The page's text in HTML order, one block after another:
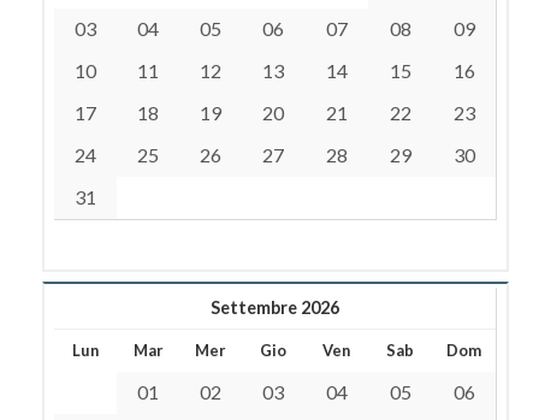
03
04 05 06 07 08
09
10
11 12 13 14 15
16
17
18 19 20 21 22
23
24
25 26 27 28 29
30
31
Settembre 2026
Lun Mar Mer Gio Ven Sab Dom
01 02 03 04 05
06